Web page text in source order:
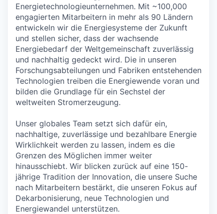
Energietechnologieunternehmen. Mit ~100,000
engagierten Mitarbeitern in mehr als 90 Ländern
entwickeln wir die Energiesysteme der Zukunft
und stellen sicher, dass der wachsende
Energiebedarf der Weltgemeinschaft zuverlässig
und nachhaltig gedeckt wird. Die in unseren
Forschungsabteilungen und Fabriken entstehenden
Technologien treiben die Energiewende voran und
bilden die Grundlage für ein Sechstel der
weltweiten Stromerzeugung.
Unser globales Team setzt sich dafür ein,
nachhaltige, zuverlässige und bezahlbare Energie
Wirklichkeit werden zu lassen, indem es die
Grenzen des Möglichen immer weiter
hinausschiebt. Wir blicken zurück auf eine 150-
jährige Tradition der Innovation, die unsere Suche
nach Mitarbeitern bestärkt, die unseren Fokus auf
Dekarbonisierung, neue Technologien und
Energiewandel unterstützen.